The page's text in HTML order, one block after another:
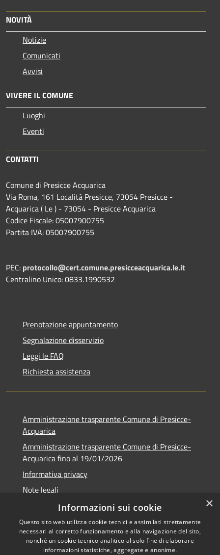
NOVITÀ
Notizie
Comunicati
Avvisi
VIVERE IL COMUNE
Luoghi
Eventi
CONTATTI
Comune di Presicce Acquarica
Via Roma, 161 Località Presicce, 73054 Presicce -
Acquarica ( Le ) - 73054 - Presicce Acquarica
Codice Fiscale: 05007900755
Partita IVA: 05007900755
PEC: protocollo@cert.comune.presicceacquarica.le.it
Centralino Unico: 0833.1990532
Prenotazione appuntamento
Segnalazione disservizio
Leggi le FAQ
Richiesta assistenza
Amministrazione trasparente Comune di Presicce-
Acquarica
Amministrazione trasparente Comune di Presicce-
Acquarica fino al 19/01/2026
Informativa privacy
Note legali
Dichiarazione di accessibilità
×
Informazioni sui cookie
Questo sito web utilizza cookie tecnici e assimilati strettamente
necessari al corretto funzionamento e alla navigazione del sito,
nonché un cookie tecnico analitico al solo fine di elaborare
informazioni statistiche, aggregate e anonime.